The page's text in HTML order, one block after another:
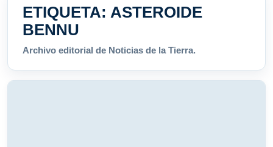
ETIQUETA: ASTEROIDE
BENNU
Archivo editorial de Noticias de la Tierra.